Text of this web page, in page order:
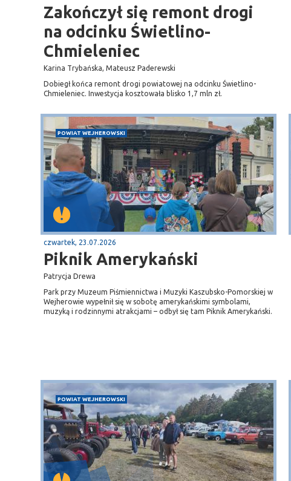
Zakończył się remont drogi
na odcinku Świetlino-
Chmieleniec
Karina Trybańska, Mateusz Paderewski
Dobiegł końca remont drogi powiatowej na odcinku Świetlino-
Chmieleniec. Inwestycja kosztowała blisko 1,7 mln zł.
POWIAT WEJHEROWSKI
czwartek, 23.07.2026
Piknik Amerykański
Patrycja Drewa
Park przy Muzeum Piśmiennictwa i Muzyki Kaszubsko-Pomorskiej w
Wejherowie wypełnił się w sobotę amerykańskimi symbolami,
muzyką i rodzinnymi atrakcjami – odbył się tam Piknik Amerykański.
POWIAT WEJHEROWSKI